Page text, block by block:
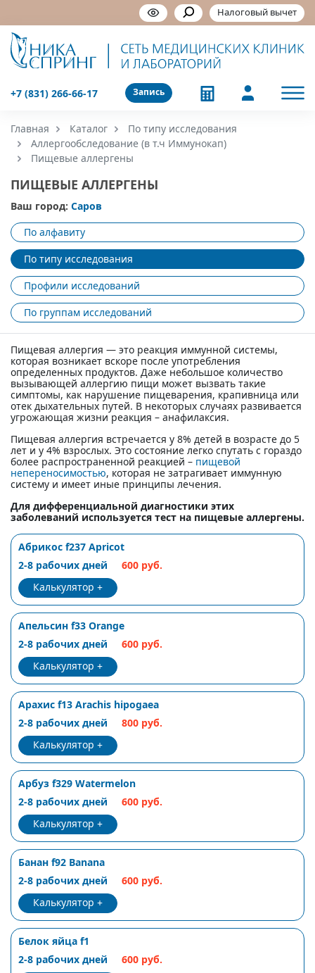
Налоговый вычет
Запись
+7 (831) 266-66-17
Главная Каталог
По типу исследования
Аллергообследование (в т.ч Иммунокап)
Пищевые аллергены
ПИЩЕВЫЕ АЛЛЕРГЕНЫ
Ваш город: Саров
По алфавиту
По типу исследования
Профили исследований
По группам исследований
Пищевая аллергия — это реакция иммунной системы,
которая возникает вскоре после употребления
определенных продуктов. Даже небольшое количество
вызывающей аллергию пищи может вызвать такие
симптомы, как нарушение пищеварения, крапивница или
отек дыхательных путей. В некоторых случаях развивается
угрожающая жизни реакция – анафилаксия.
Пищевая аллергия встречается у 8% детей в возрасте до 5
лет и у 4% взрослых. Это состояние легко спутать с гораздо
более распространенной реакцией – пищевой
непереносимостью, которая не затрагивает иммунную
систему и имеет иные принципы лечения.
Для дифференциальной диагностики этих
заболеваний используется тест на пищевые аллергены.
Абрикос f237 Apricot
2-8 рабочих дней
600 руб.
Калькулятор
Апельсин f33 Orange
2-8 рабочих дней
600 руб.
Калькулятор
Арахис f13 Arachis hipogaea
2-8 рабочих дней
800 руб.
Калькулятор
Арбуз f329 Watermelon
2-8 рабочих дней
600 руб.
Калькулятор
Банан f92 Banana
2-8 рабочих дней
600 руб.
Калькулятор
Белок яйца f1
2-8 рабочих дней
600 руб.